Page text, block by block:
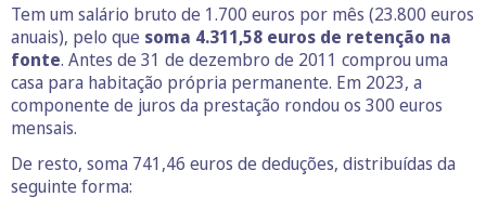
Tem um salário bruto de 1.700 euros por mês (23.800 euros
anuais), pelo que soma 4.311,58 euros de retenção na
fonte. Antes de 31 de dezembro de 2011 comprou uma
casa para habitação própria permanente. Em 2023, a
componente de juros da prestação rondou os 300 euros
mensais.
De resto, soma 741,46 euros de deduções, distribuídas da
seguinte forma: